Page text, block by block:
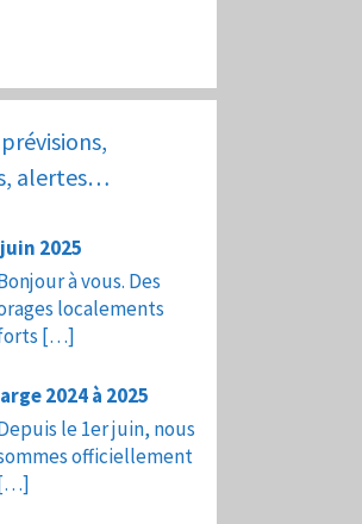
alertes…
2025
à vous. Des
localements
[…]
2024 à 2025
le 1er juin, nous
officiellement